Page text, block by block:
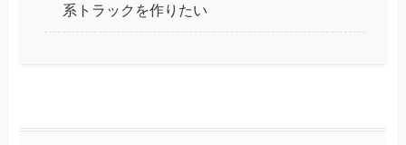
系トラックを作りたい